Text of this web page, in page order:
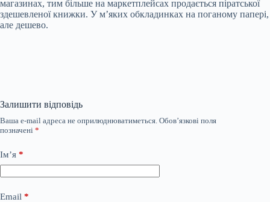
магазинах, тим більше на маркетплейсах продається піратської
здешевленої книжки. У м’яких обкладинках на поганому папері,
але дешево.
Залишити відповідь
Ваша e-mail адреса не оприлюднюватиметься. Обов’язкові поля
позначені *
Ім’я *
Email *